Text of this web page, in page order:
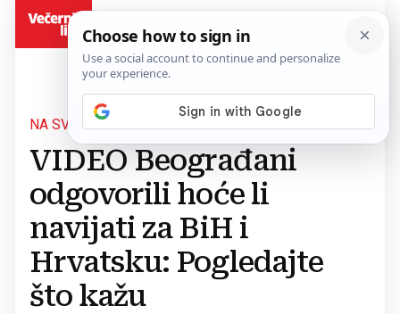
NA SVJETSKOM PRVENSTVU
VIDEO Beograđani
odgovorili hoće li
navijati za BiH i
Hrvatsku: Pogledajte
što kažu